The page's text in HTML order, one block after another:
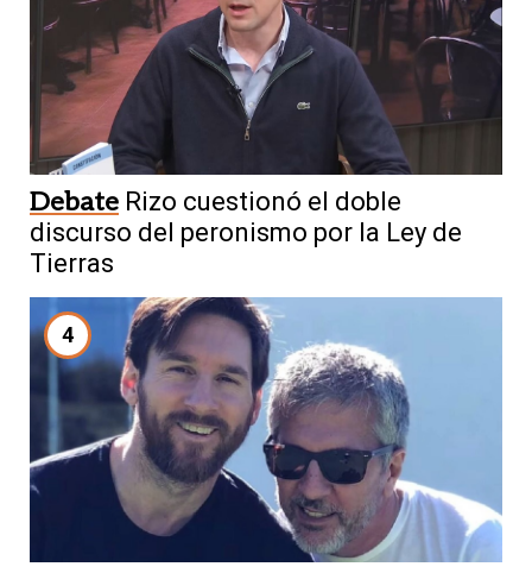
Debate Rizo cuestionó el doble
discurso del peronismo por la Ley de
Tierras
4